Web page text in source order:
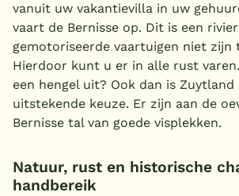
vanuit uw vakantievilla in uw
vaart de Bernisse op. Dit is een
gemotoriseerde vaartuigen niet zijn
Hierdoor kunt u er in alle rust
een hengel uit? Ook dan is Zuytland
uitstekende keuze. Er zijn aan de
Bernisse tal van goede visplekken.
Natuur, rust en historische
handbereik